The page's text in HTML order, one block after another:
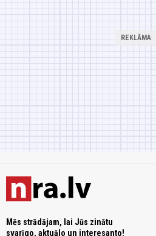
Mēs strādājam, lai Jūs zinātu
svarīgo, aktuālo un interesanto!